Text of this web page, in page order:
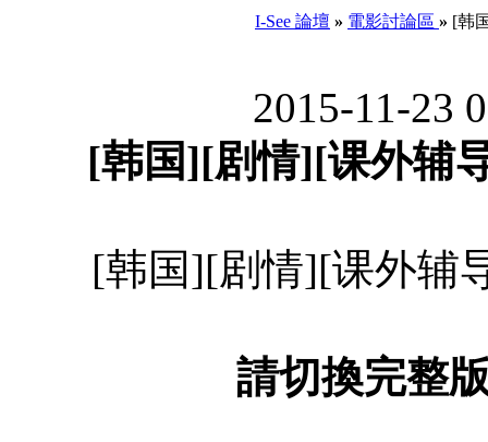
I-See 論壇 » 電影討論區 » [韩
2015-11-23
[韩国][剧情][课外辅
[韩国][剧情][课外辅
請切換完整